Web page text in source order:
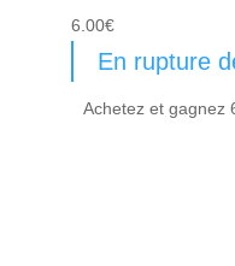
6.00€
En rupture
Achetez et gagnez